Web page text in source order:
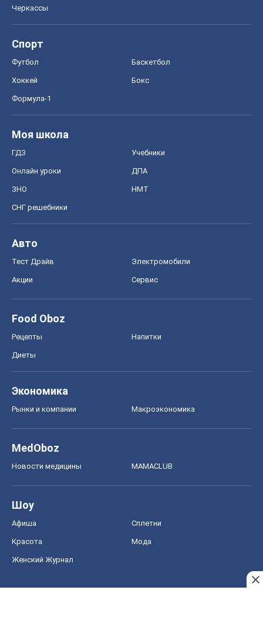
Черкассы
Спорт
Футбол Баскетбол
Хоккей Бокс
Формула-1
Моя школа
ГДЗ Учебники
Онлайн уроки ДПА
ЗНО НМТ
СНГ решебники
Авто
Тест Драйв Электромобили
Акции Сервис
Food Oboz
Рецепты Напитки
Диеты
Экономика
Рынки и компании Mакроэкономика
MedOboz
Новости медицины MAMACLUB
Шоу
Афиша Сплетни
Красота Мода
Женский Журнал